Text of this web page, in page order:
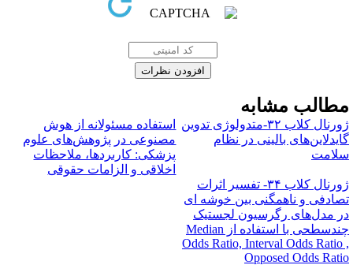
مشابه
ژورنال کلاب ۳۲-متدولوژی تدوین
بالینی در نظام
استفاده مسئولانه از هوش
مصنوعی در پژوهش‌های علوم
پزشکی: کاربردها، ملاحظات
اخلاقی و الزامات حقوقی
ژورنال کلاب ۳۴- تفسیر اثرات
و ناهمگنی بین خوشه ای
مدل‌های رگرسیون لجستیک
چندسطحی با استفاده از M‌edian
Odds Ratio, Interval Odds Ratio
Opposed Odds